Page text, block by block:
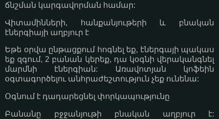
ճնշման կարգավորման համար:
Վիտամինների, հանքանյութերի և բնական
էներգիայի աղբյուր է
Եթե օրվա ընթացքում հոգնել եք, էներգայի պակաս
եք զգում, 2 բանան կերեք, դա կօգնի վերականգնել
մարմնի էներգիան: Առավոտյան կոֆեին
օգտագործելու անհրաժեշտություն չեք ունենա:
Օգնում է դադարեցնել փորկապությունը
Բանանը բջջանյութի բնական աղբյուր է: